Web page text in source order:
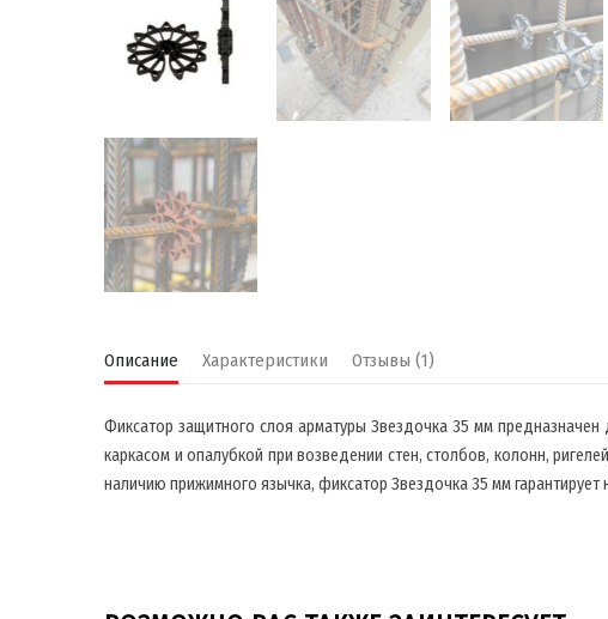
Описание Характеристики Отзывы (1)
Фиксатор защитного слоя арматуры Звездочка 35 мм
каркасом и опалубкой при возведении стен, столбов, колонн,
наличию прижимного язычка, фиксатор Звездочка 35 мм